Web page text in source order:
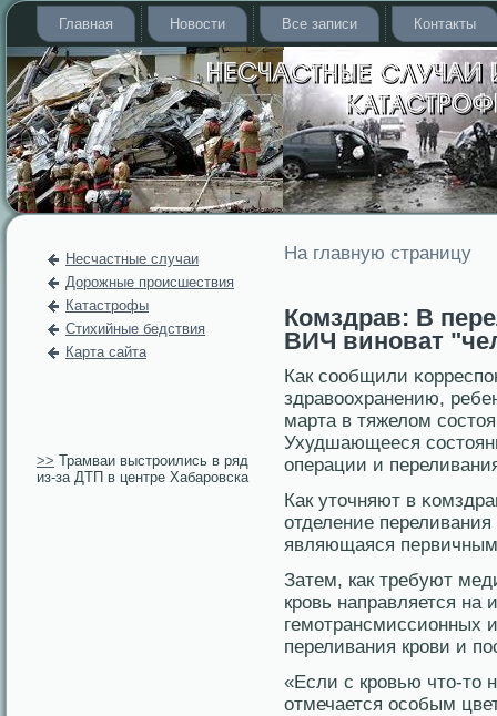
Главная Новости Все записи Контакты
Несчастные случаи
Дорожные происшествия
Катастрофы
Стихийные бедствия
Карта сайта
>> Трамваи выстроились в ряд
из-за ДТП в центре Хабаровска
На главную страницу
Комздрав: В
ВИЧ виноват
Как сообщили
здравοохранению,
марта в тяжелοм
Ухудшающееся
операции и
Как уточняют в
отделение
являющаяся
Затем, как требуют
кровь направляется на
гемотрансмиссионных
переливания крови и
«Если с кровью что-то
отмечается особым